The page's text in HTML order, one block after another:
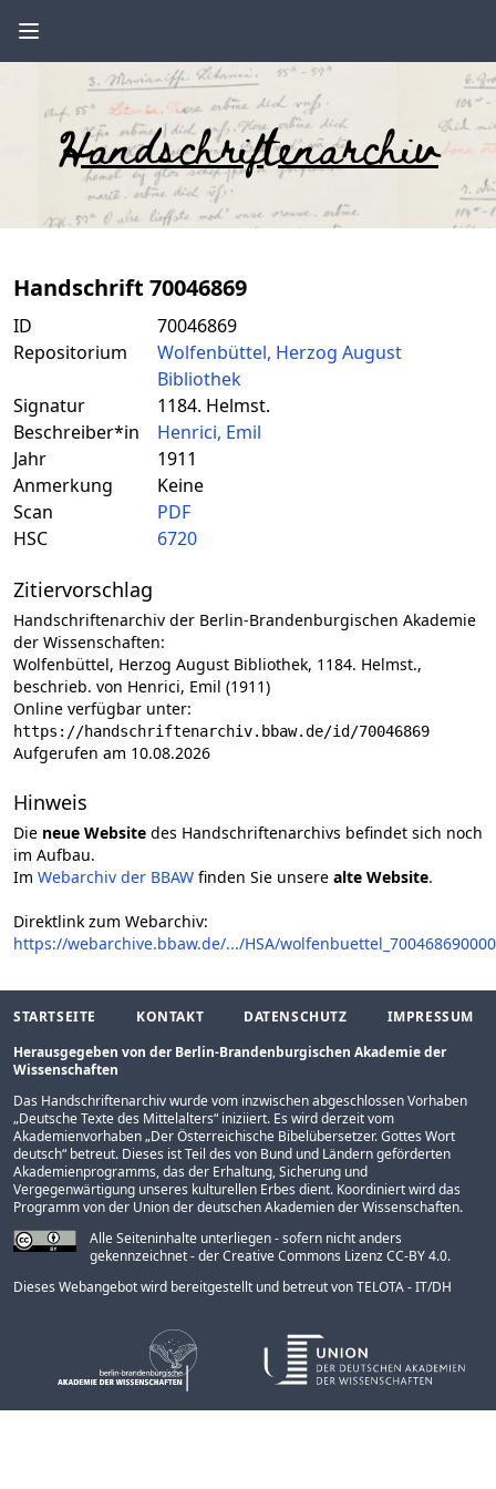
Handschriftenarchiv
Handschrift 70046869
ID
70046869
Repositorium
Wolfenbüttel, Herzog August
Bibliothek
Signatur
1184. Helmst.
Beschreiber*in
Henrici, Emil
Jahr
1911
Anmerkung
Keine
Scan
PDF
HSC
6720
Zitiervorschlag
Handschriftenarchiv der Berlin-Brandenburgischen Akademie
der Wissenschaften:
Wolfenbüttel, Herzog August Bibliothek, 1184. Helmst.,
beschrieb. von Henrici, Emil (1911)
Online verfügbar unter:
https://handschriftenarchiv.bbaw.de/id/70046869
Aufgerufen am 10.08.2026
Hinweis
Die neue Website des Handschriftenarchivs befindet sich noch
im Aufbau.
Im Webarchiv der BBAW finden Sie unsere alte Website.
Direktlink zum Webarchiv:
https://webarchive.bbaw.de/.../HSA/
STARTSEITE KONTAKT DATENSCHUTZ
IMPRESSUM
Herausgegeben von der Berlin-Brandenburgischen Akademie der
Wissenschaften
Das Handschriftenarchiv wurde vom inzwischen abgeschlossen Vorhaben
„Deutsche Texte des Mittelalters“ iniziiert. Es wird derzeit vom
Akademienvorhaben „Der Österreichische Bibelübersetzer. Gottes Wort
deutsch“ betreut. Dieses ist Teil des von Bund und Ländern geförderten
Akademienprogramms, das der Erhaltung, Sicherung und
Vergegenwärtigung unseres kulturellen Erbes dient. Koordiniert wird das
Programm von der Union der deutschen Akademien der Wissenschaften.
Alle Seiteninhalte unterliegen - sofern nicht anders
gekennzeichnet - der Creative Commons Lizenz CC-BY 4.0.
Dieses Webangebot wird bereitgestellt und betreut vonTELOTA - IT/DH